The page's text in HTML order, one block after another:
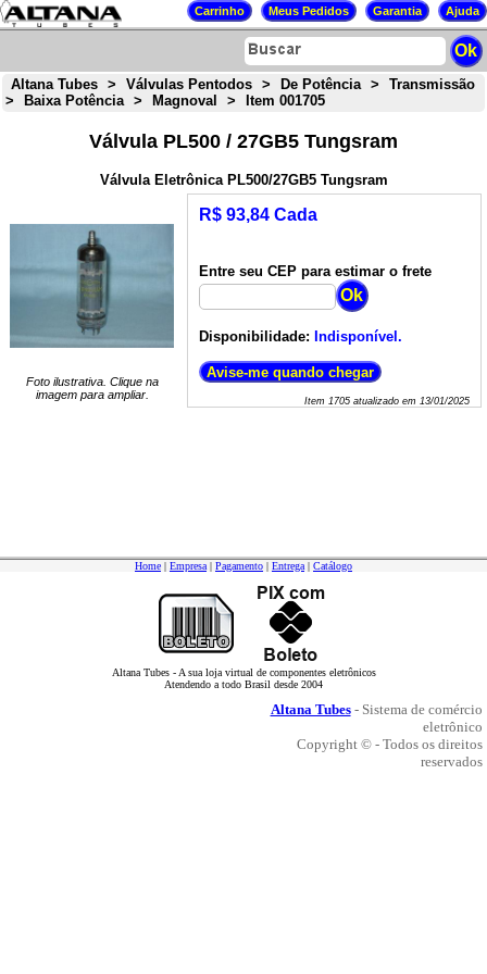
Altana Tubes > Válvulas Pentodos > De Potência >
Transmissão
>
Baixa Potência > Magnoval > Item 001705
Válvula PL500 / 27GB5 Tungsram
Válvula Eletrônica PL500/27GB5 Tungsram
Foto ilustrativa. Clique na
imagem para ampliar.
R$ 93,84 Cada
Entre seu CEP para estimar o frete
Disponibilidade: Indisponível.
Item 1705atualizado em 13/01/2025
Home | Empresa | Pagamento | Entrega | Catálogo
Altana Tubes - A sua loja virtual de componentes eletrônicos
Atendendo a todo Brasil desde 2004
Altana Tubes- Sistema de comércio
eletrônico
Copyright © - Todos os direitos
reservados